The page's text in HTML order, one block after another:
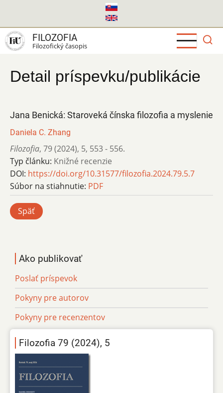
hlavný
obsah
FILOZOFIA
Filozofický časopis
Detail príspevku/publikácie
Jana Benická: Staroveká čínska filozofia a myslenie
Daniela C. Zhang
Filozofia, 79 (2024), 5, 553 - 556.
Typ článku: Knižné recenzie
DOI: https://doi.org/10.31577/filozofia.2024.79.5.7
Súbor na stiahnutie: PDF
Späť
Ako publikovať
Poslať príspevok
Pokyny pre autorov
Pokyny pre recenzentov
Filozofia 79 (2024), 5